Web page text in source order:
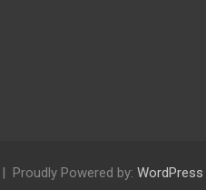
Proudly Powered by: WordPress